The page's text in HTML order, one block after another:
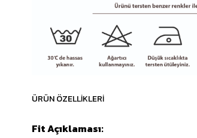
ÜRÜN ÖZELLIKLERI
Fit Açıklaması: